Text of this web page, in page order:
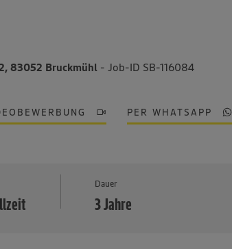
83052 Bruckmühl - Job-ID SB-116084
PER WHATSAPP
Dauer
3 Jahre